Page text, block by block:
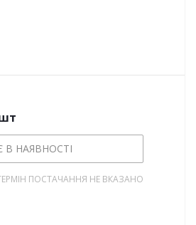
В НАЯВНОСТІ
ПОСТАЧАННЯ НЕ ВКАЗАНО